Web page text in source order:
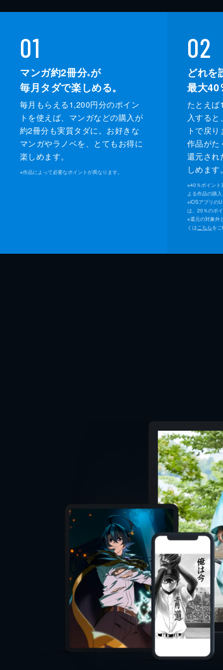
01
マンガ約2冊分※が
毎月タダで楽しめる。
毎月もらえる1,200円分のポイン
トを使えば、マンガなどの購入が
約2冊分も実質タダに。お好きな
マンガやラノベを、とてもお得に
楽しめます。
※作品によって必要なポイントが異なります。
02
どれを
最大40
たとえ
入する
トで戻
作品がた
還元され
しめます
※40％ポイント
よる作品の購
※iOSアプリの
は、20％のポ
※還元の対象外
くはこちらを